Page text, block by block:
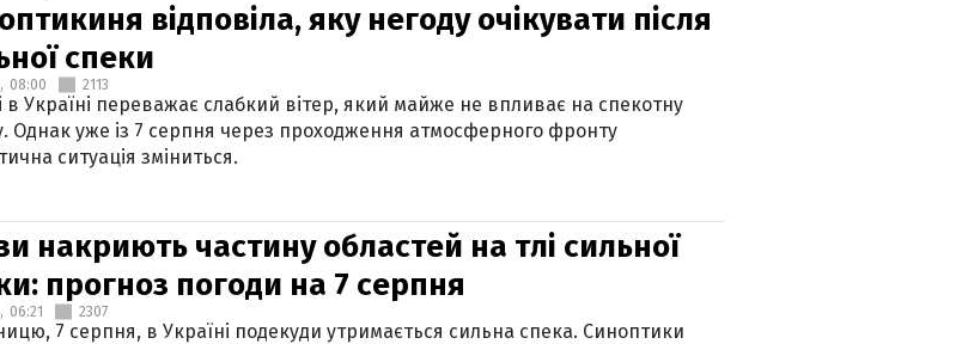
відповіла, яку негоду очікувати після
спеки
08:00 2113
в Україні переважає слабкий вітер, який майже не впливає на спекотну
Однак уже із 7 серпня через проходження атмосферного фронту
ситуація зміниться.
накриють частину областей на тлі сильної
прогноз погоди на 7 серпня
06:21 2307
7 серпня, в Україні подекуди утримається сильна спека. Синоптики